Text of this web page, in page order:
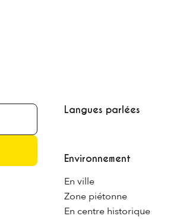
Langues parlées
Langues parlées
Environnement
Environnement
En ville
Zone piétonne
En centre historique